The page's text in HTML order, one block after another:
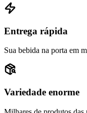
Entrega rápida
Sua bebida na porta em
Variedade enorme